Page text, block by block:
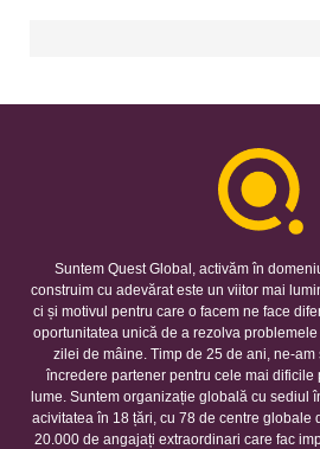
Suntem Quest Global, activăm în
construim cu adevărat este un viitor mai
ci și motivul pentru care o facem ne face
oportunitatea unică de a rezolva
zilei de mâine. Timp de 25 de ani, ne-am
încredere partener pentru cele mai
lume. Suntem organizație globală cu sediul
acivitatea în 18 țări, cu 78 de centre globale
20.000 de angajați extraordinari care fac